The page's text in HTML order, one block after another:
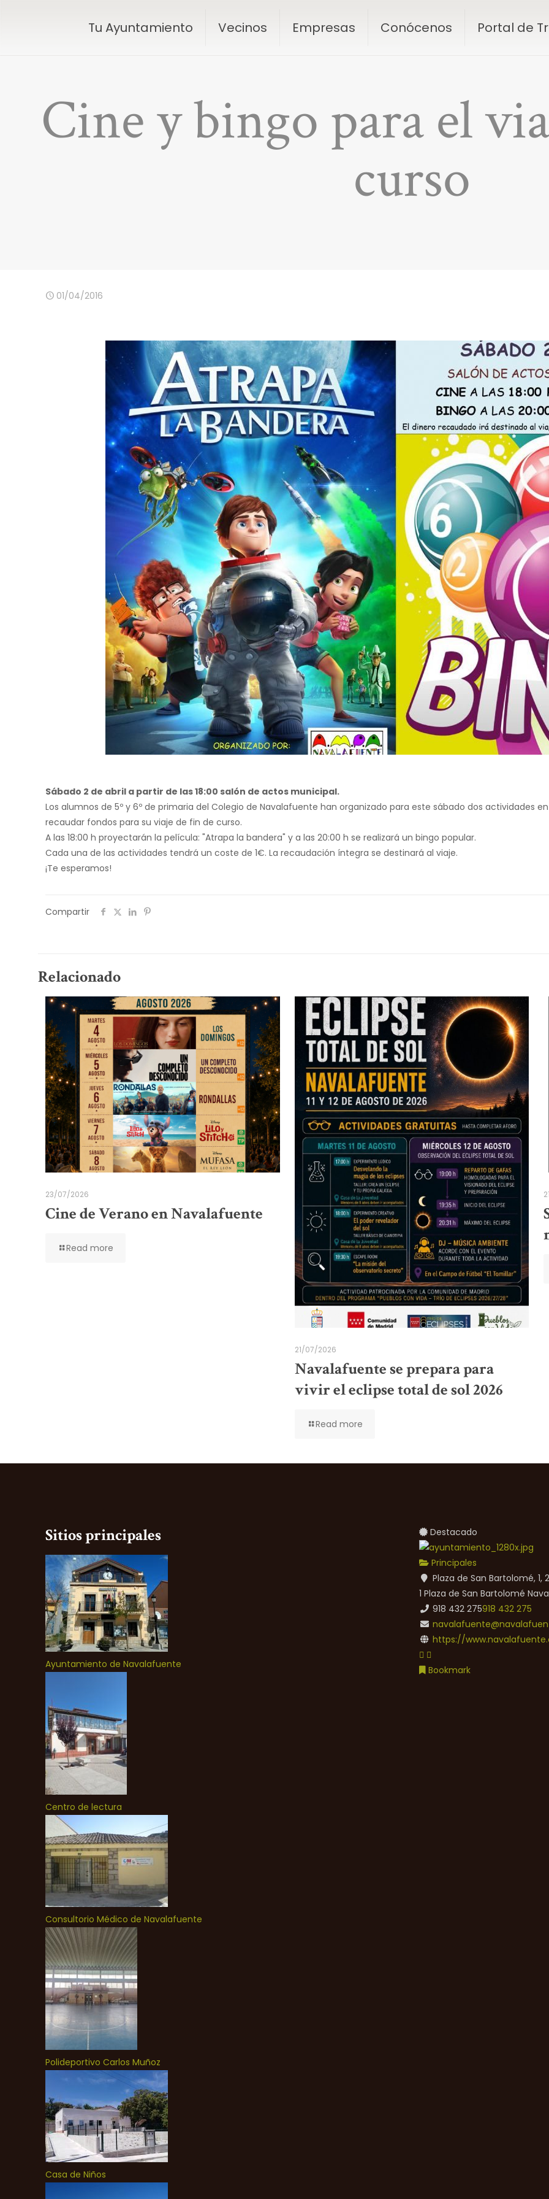
Tu Ayuntamiento Vecinos Empresas Conócenos Portal de
Cine y bingo para el
curso
01/04/2016
Sábado 2 de abril a partir de las 18:00 salón de actos municipal.
Los alumnos de 5º y 6º de primaria del Colegio de Navalafuente han organizado para este sábado dos actividades
recaudar fondos para su viaje de fin de curso.
A las 18:00 h proyectarán la película: "Atrapa la bandera" y a las 20:00 h se realizará un bingo popular.
Cada una de las actividades tendrá un coste de 1€. La recaudación íntegra se destinará al viaje.
¡Te esperamos!
Compartir
Relacionado
23/07/2026
Cine de Verano en Navalafuente
Read more
21/07/2026
Navalafuente se prepara para
vivir el eclipse total de sol 2026
Read more
Sitios principales
Ayuntamiento de Navalafuente
Centro de lectura
Consultorio Médico de Navalafuente
Polideportivo Carlos Muñoz
Casa de Niños
Destacado
Principales
Plaza de San Bartolomé,
1 Plaza de San Bartolomé
918 432 275918 432 275
https://
Bookmark